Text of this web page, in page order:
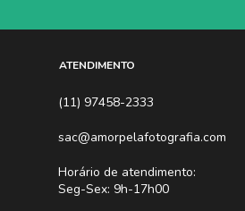
ATENDIMENTO
(11) 97458-2333
sac@amorpelafotografia.com
Horário de atendimento:
Seg-Sex: 9h-17h00